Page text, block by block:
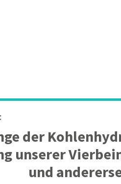
der
unserer
und